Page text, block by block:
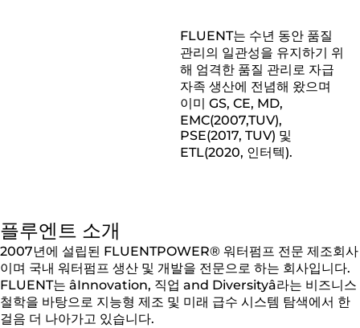
FLUENT는 수년 동안 품질
관리의 일관성을 유지하기 위
해 엄격한 품질 관리로 자급
자족 생산에 전념해 왔으며
이미 GS, CE, MD,
EMC(2007,TUV),
PSE(2017, TUV) 및
ETL(2020, 인터텍).
플루엔트 소개
2007년에 설립된 FLUENTPOWER® 워터펌프 전문 제조회사
이며 국내 워터펌프 생산 및 개발을 전문으로 하는 회사입니다.
FLUENT는 âInnovation, 직업 and Diversityâ라는 비즈니스
철학을 바탕으로 지능형 제조 및 미래 급수 시스템 탐색에서 한
걸음 더 나아가고 있습니다.